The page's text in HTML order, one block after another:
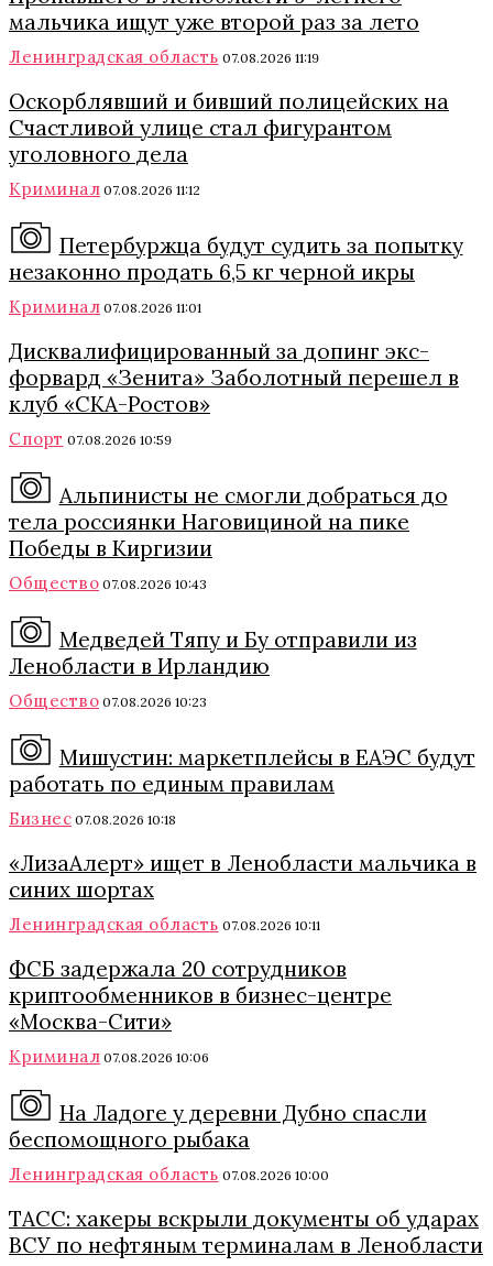
мальчика ищут уже второй раз за лето
Ленинградская область 07.08.2026 11:19
Оскорблявший и бивший полицейских на
Счастливой улице стал фигурантом
уголовного дела
Криминал 07.08.2026 11:12
Петербуржца будут судить за попытку
незаконно продать 6,5 кг черной икры
Криминал 07.08.2026 11:01
Дисквалифицированный за допинг экс-
форвард «Зенита» Заболотный перешел в
клуб «СКА-Ростов»
Спорт 07.08.2026 10:59
Альпинисты не смогли добраться до
тела россиянки Наговициной на пике
Победы в Киргизии
Общество 07.08.2026 10:43
Медведей Тяпу и Бу отправили из
Ленобласти в Ирландию
Общество 07.08.2026 10:23
Мишустин: маркетплейсы в ЕАЭС будут
работать по единым правилам
Бизнес 07.08.2026 10:18
«ЛизаАлерт» ищет в Ленобласти мальчика в
синих шортах
Ленинградская область 07.08.2026 10:11
ФСБ задержала 20 сотрудников
криптообменников в бизнес-центре
«Москва-Сити»
Криминал 07.08.2026 10:06
На Ладоге у деревни Дубно спасли
беспомощного рыбака
Ленинградская область 07.08.2026 10:00
ТАСС: хакеры вскрыли документы об ударах
ВСУ по нефтяным терминалам в Ленобласти